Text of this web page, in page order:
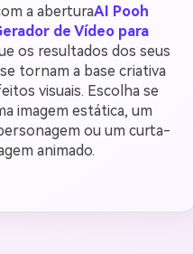
a aberturaAI Pooh
de Vídeo para
os resultados dos seus
tornam a base criativa
visuais. Escolha se
imagem estática, um
ou um curta-
animado.